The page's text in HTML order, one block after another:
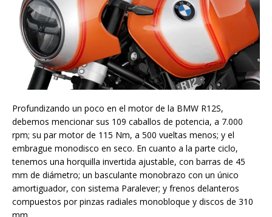
Profundizando un poco en el motor de la BMW R12S,
debemos mencionar sus 109 caballos de potencia, a 7.000
rpm; su par motor de 115 Nm, a 500 vueltas menos; y el
embrague monodisco en seco. En cuanto a la parte ciclo,
tenemos una horquilla invertida ajustable, con barras de 45
mm de diámetro; un basculante monobrazo con un único
amortiguador, con sistema Paralever; y frenos delanteros
compuestos por pinzas radiales monobloque y discos de 310